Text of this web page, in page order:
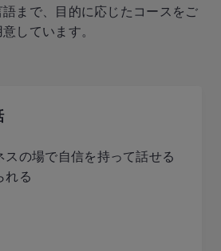
まで、目的に応じたコースをご
意しています。
スの場で自信を持って話せる
れる